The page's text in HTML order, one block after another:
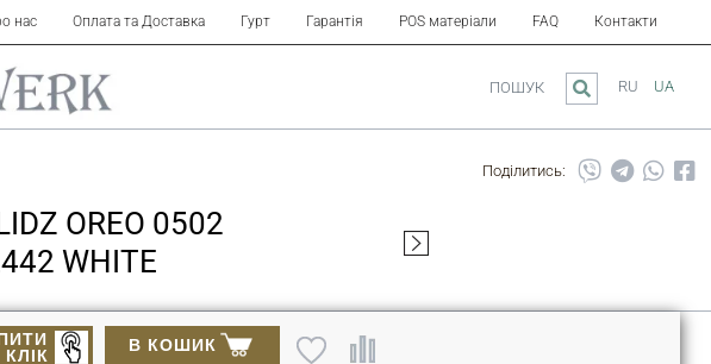
нас Оплата та Доставка Гурт Гарантія POS матеріали FAQ Контакти
RU UA
ПОШУК
Поділитись:
OREO 0502
WHITE
В КОШИК
КЛІК